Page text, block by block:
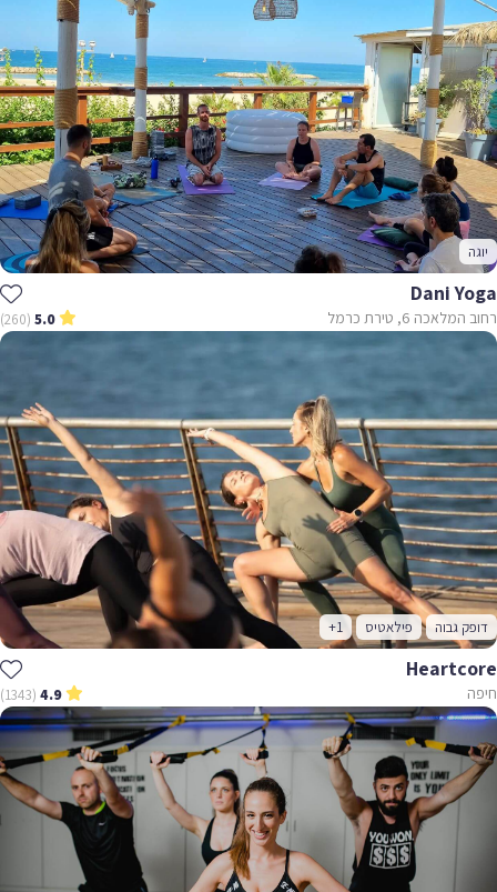
יוגה
Dani Yoga
רחוב המלאכה 6, טירת כרמל 5.0
(260)
דופק גבוה פילאטיס +1
Heartcore
חיפה 4.9
(1343)